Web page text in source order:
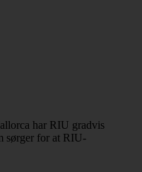
har RIU gradvis
sørger for at RIU-